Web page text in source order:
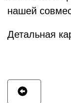
нашей
Детальная